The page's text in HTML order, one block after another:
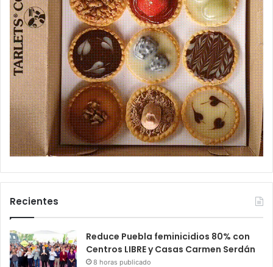
Recientes
Reduce Puebla feminicidios 80% con
Centros LIBRE y Casas Carmen Serdán
8 horas publicado